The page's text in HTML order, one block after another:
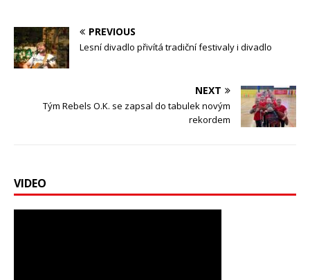
PREVIOUS
Lesní divadlo přivítá tradiční festivaly i divadlo
NEXT
Tým Rebels O.K. se zapsal do tabulek novým
rekordem
VIDEO